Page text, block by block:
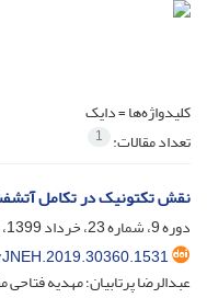
کلیدواژه‌ها =دایک
تعداد مقالات: 1
نقش تکتونیک در تکامل
دوره 9، شماره 23، خرداد 1399، صفحه
عبدالرضا پرتابیان؛ مهدیه